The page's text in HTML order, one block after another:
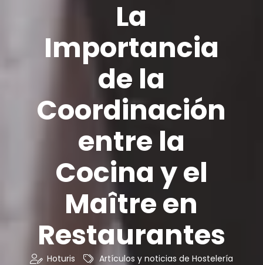
La
Importancia
de la
Coordinación
entre la
Cocina y el
Maître en
Restaurantes
Hoturis Artículos y noticias de Hostelería